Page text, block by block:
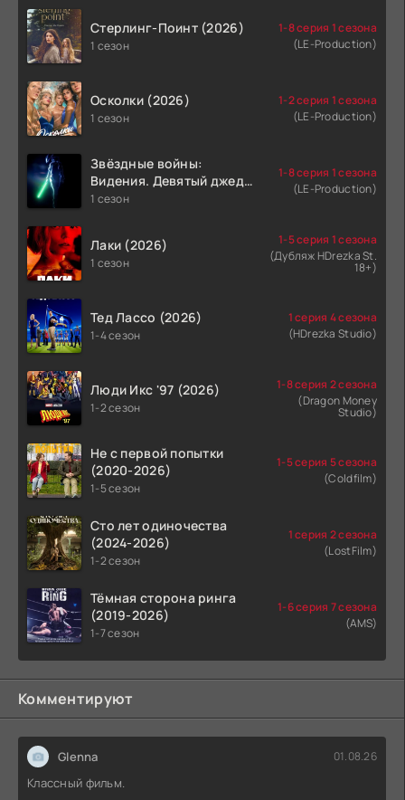
Стерлинг-Поинт (2026)
1 сезон
1-8 серия 1 сезона
(LE-Production)
Осколки (2026)
1 сезон
1-2 серия 1 сезона
(LE-Production)
Звёздные войны:
Видения. Девятый джедай
(2026)
1 сезон
1-8 серия 1 сезона
(LE-Production)
Лаки (2026)
1 сезон
1-5 серия 1 сезона
(Дубляж HDrezka St.
18+)
Тед Лассо (2026)
1-4 сезон
1 серия 4 сезона
(HDrezka Studio)
Люди Икс '97 (2026)
1-2 сезон
1-8 серия 2 сезона
(Dragon Money
Studio)
Не с первой попытки
(2020-2026)
1-5 сезон
1-5 серия 5 сезона
(Coldfilm)
Сто лет одиночества
(2024-2026)
1-2 сезон
1 серия 2 сезона
(LostFilm)
Тёмная сторона ринга
(2019-2026)
1-7 сезон
1-6 серия 7 сезона
(AMS)
Комментируют
Glenna 01.08.26
Классный фильм.